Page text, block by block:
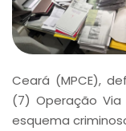
Ceará (MPCE),
(7) Operação
esquema